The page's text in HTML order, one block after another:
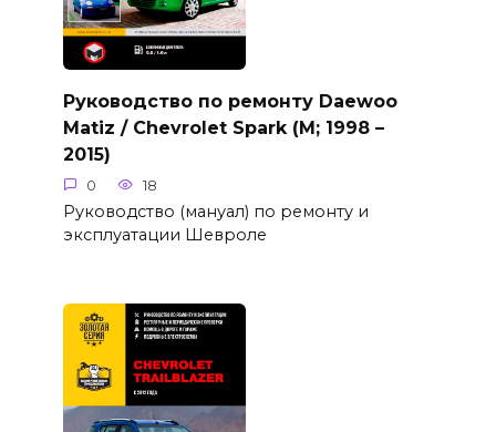
Руководство по ремонту Daewoo
Matiz / Chevrolet Spark (M; 1998 –
2015)
0 18
Руководство (мануал) по ремонту и
эксплуатации Шевроле